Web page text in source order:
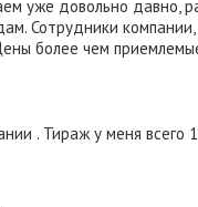
уже довольно давно,
Сотрудники
более чем
. Тираж у меня